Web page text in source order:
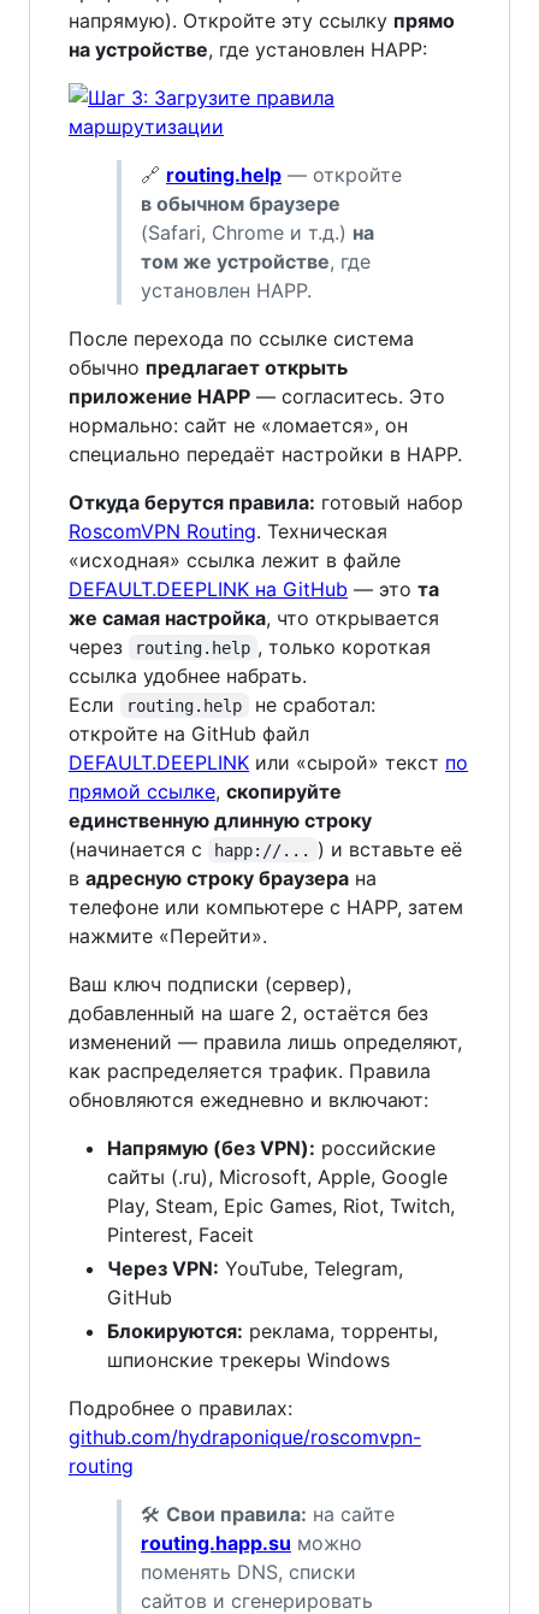
напрямую). Откройте эту ссылку прямо
на устройстве, где установлен HAPP:
🔗 routing.help — откройте
в обычном браузере
(Safari, Chrome и т.д.) на
том же устройстве, где
установлен HAPP.
После перехода по ссылке система
обычно предлагает открыть
приложение HAPP — согласитесь. Это
нормально: сайт не «ломается», он
специально передаёт настройки в HAPP.
Откуда берутся правила: готовый набор
RoscomVPN Routing. Техническая
«исходная» ссылка лежит в файле
DEFAULT.DEEPLINK на GitHub — это та
же самая настройка, что открывается
через
routing.help , только короткая
ссылка удобнее набрать.
Если
routing.help
не сработал:
откройте на GitHub файл
DEFAULT.DEEPLINK или «сырой» текст по
прямой ссылке, скопируйте
единственную длинную строку
(начинается с
happ://...
) и вставьте её
в адресную строку браузера на
телефоне или компьютере с HAPP, затем
нажмите «Перейти».
Ваш ключ подписки (сервер),
добавленный на шаге 2, остаётся без
изменений — правила лишь определяют,
как распределяется трафик. Правила
обновляются ежедневно и включают:
Напрямую (без VPN): российские
сайты (.ru), Microsoft, Apple, Google
Play, Steam, Epic Games, Riot, Twitch,
Pinterest, Faceit
Через VPN: YouTube, Telegram,
GitHub
Блокируются: реклама, торренты,
шпионские трекеры Windows
Подробнее о правилах:
github.com/hydraponique/roscomvpn-
routing
🛠 Свои правила: на сайте
routing.happ.su можно
поменять DNS, списки
сайтов и сгенерировать